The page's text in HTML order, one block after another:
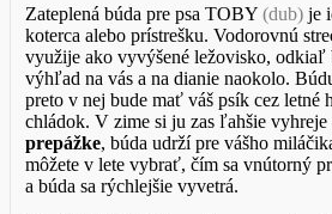
Zateplená búda pre psa TOBY (dub) je
koterca alebo prístrešku. Vodorovnú
využije ako vyvýšené ležovisko, odkiaľ
výhľad na vás a na dianie naokolo.
preto v nej bude mať váš psík cez letné
chládok. V zime si ju zas ľahšie vyhreje
prepážke, búda udrží pre vášho
môžete v lete vybrať, čím sa vnútorný
a búda sa rýchlejšie vyvetrá.